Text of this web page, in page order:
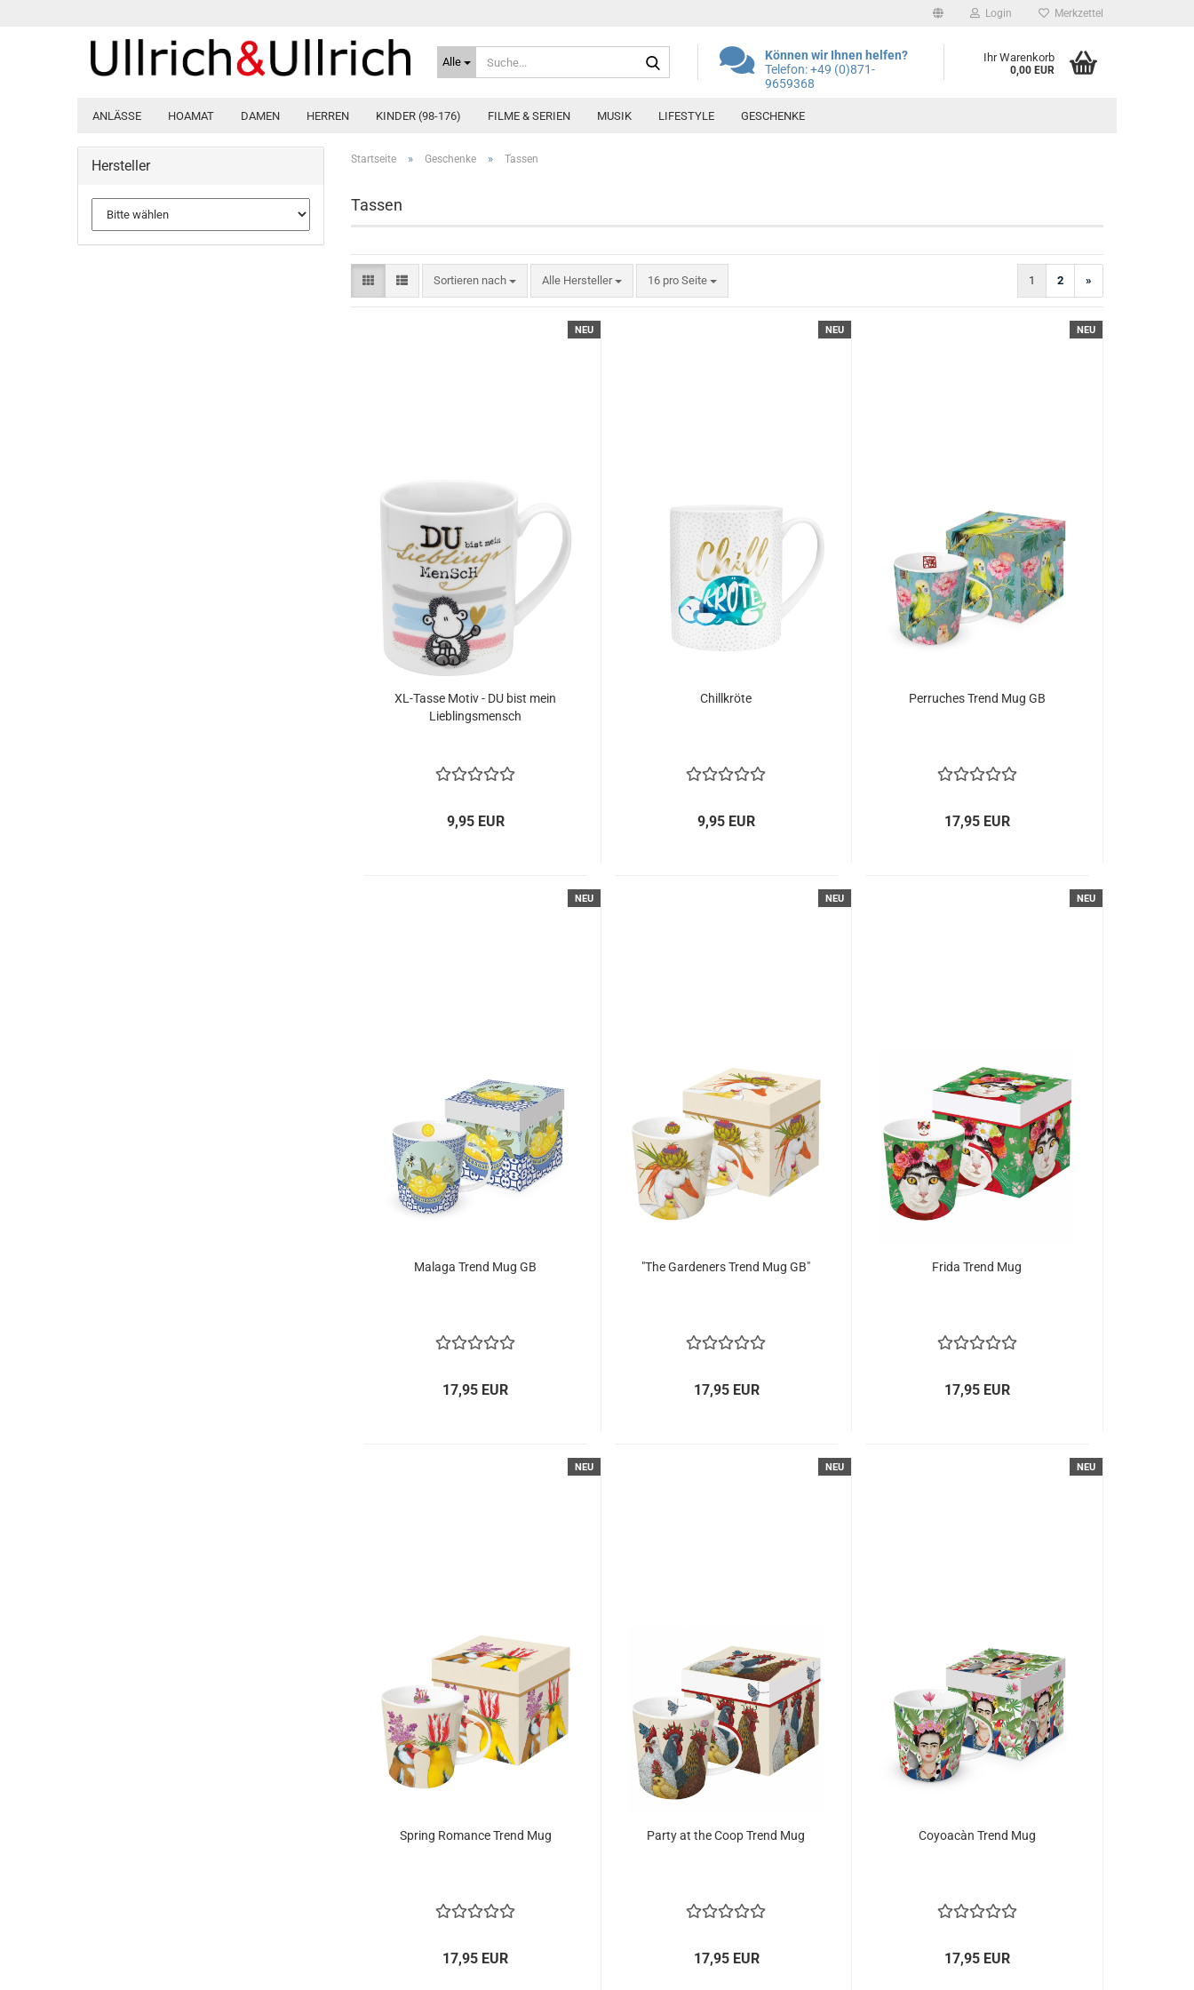
Login Merkzettel
Alle
Können wir Ihnen helfen?
Telefon: +49 (0)871-
9659368
Ihr Warenkorb
0,00 EUR
ANLÄSSE HOAMAT DAMEN HERREN KINDER (98-176) FILME & SERIEN MUSIK LIFESTYLE GESCHENKE
Startseite » Geschenke » Tassen
Tassen
Sortieren nach
Sortieren nach Alle Hersteller 16 pro Seite
pro Seite 1 2 »
NEU
XL-Tasse Motiv - DU bist mein
Lieblingsmensch
9,95 EUR
NEU
Chillkröte
9,95 EUR
NEU
Perruches Trend Mug GB
17,95 EUR
NEU
Malaga Trend Mug GB
17,95 EUR
NEU
"The Gardeners Trend Mug GB"
17,95 EUR
NEU
Frida Trend Mug
17,95 EUR
NEU
Spring Romance Trend Mug
17,95 EUR
NEU
Party at the Coop Trend Mug
17,95 EUR
NEU
Coyoacàn Trend Mug
17,95 EUR
Hersteller